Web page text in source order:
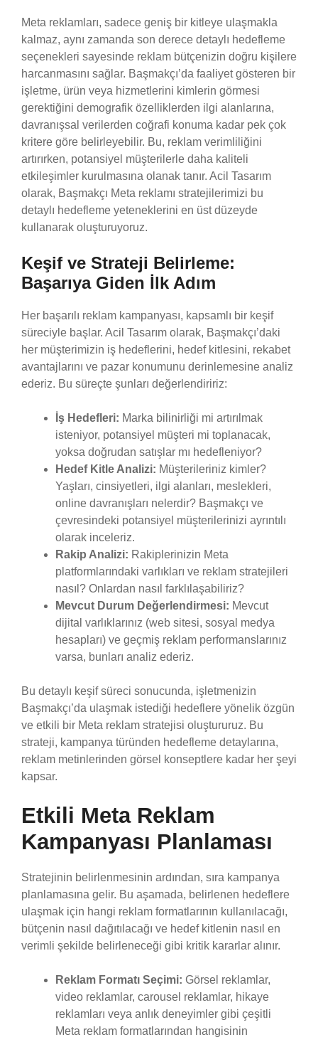
Meta reklamları, sadece geniş bir kitleye ulaşmakla
kalmaz, aynı zamanda son derece detaylı hedefleme
seçenekleri sayesinde reklam bütçenizin doğru kişilere
harcanmasını sağlar. Başmakçı’da faaliyet gösteren bir
işletme, ürün veya hizmetlerini kimlerin görmesi
gerektiğini demografik özelliklerden ilgi alanlarına,
davranışsal verilerden coğrafi konuma kadar pek çok
kritere göre belirleyebilir. Bu, reklam verimliliğini
artırırken, potansiyel müşterilerle daha kaliteli
etkileşimler kurulmasına olanak tanır. Acil Tasarım
olarak, Başmakçı Meta reklamı stratejilerimizi bu
detaylı hedefleme yeteneklerini en üst düzeyde
kullanarak oluşturuyoruz.
Keşif ve Strateji Belirleme:
Başarıya Giden İlk Adım
Her başarılı reklam kampanyası, kapsamlı bir keşif
süreciyle başlar. Acil Tasarım olarak, Başmakçı’daki
her müşterimizin iş hedeflerini, hedef kitlesini, rekabet
avantajlarını ve pazar konumunu derinlemesine analiz
ederiz. Bu süreçte şunları değerlendiririz:
İş Hedefleri: Marka bilinirliği mi artırılmak
isteniyor, potansiyel müşteri mi toplanacak,
yoksa doğrudan satışlar mı hedefleniyor?
Hedef Kitle Analizi: Müşterileriniz kimler?
Yaşları, cinsiyetleri, ilgi alanları, meslekleri,
online davranışları nelerdir? Başmakçı ve
çevresindeki potansiyel müşterilerinizi ayrıntılı
olarak inceleriz.
Rakip Analizi: Rakiplerinizin Meta
platformlarındaki varlıkları ve reklam stratejileri
nasıl? Onlardan nasıl farklılaşabiliriz?
Mevcut Durum Değerlendirmesi: Mevcut
dijital varlıklarınız (web sitesi, sosyal medya
hesapları) ve geçmiş reklam performanslarınız
varsa, bunları analiz ederiz.
Bu detaylı keşif süreci sonucunda, işletmenizin
Başmakçı’da ulaşmak istediği hedeflere yönelik özgün
ve etkili bir Meta reklam stratejisi oluştururuz. Bu
strateji, kampanya türünden hedefleme detaylarına,
reklam metinlerinden görsel konseptlere kadar her şeyi
kapsar.
Etkili Meta Reklam
Kampanyası Planlaması
Stratejinin belirlenmesinin ardından, sıra kampanya
planlamasına gelir. Bu aşamada, belirlenen hedeflere
ulaşmak için hangi reklam formatlarının kullanılacağı,
bütçenin nasıl dağıtılacağı ve hedef kitlenin nasıl en
verimli şekilde belirleneceği gibi kritik kararlar alınır.
Reklam Formatı Seçimi: Görsel reklamlar,
video reklamlar, carousel reklamlar, hikaye
reklamları veya anlık deneyimler gibi çeşitli
Meta reklam formatlarından hangisinin